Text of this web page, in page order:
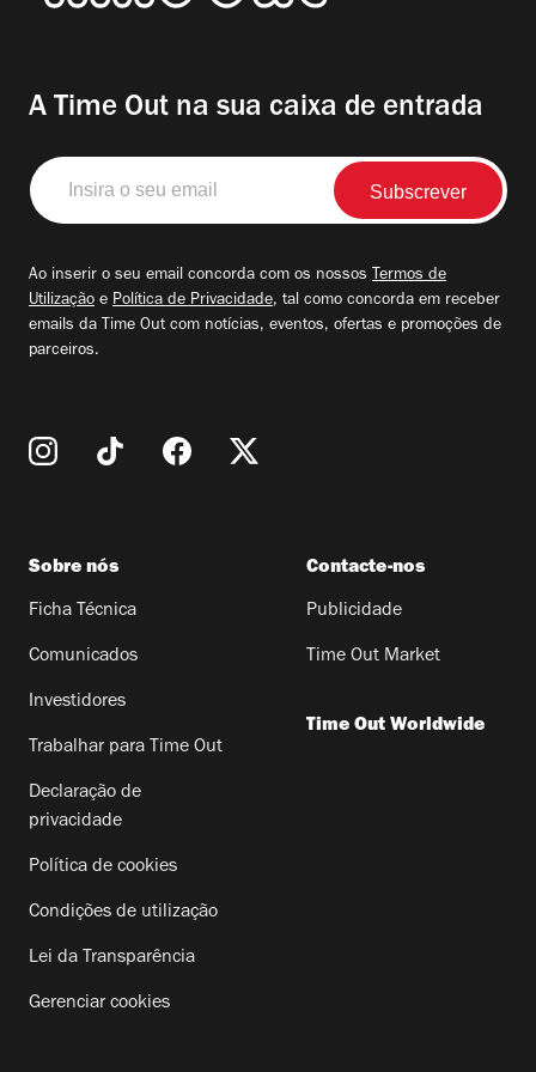
A Time Out na sua caixa de entrada
Insira
o
seu
Ao inserir o seu email concorda com os nossos Termos de
Utilização e Política de Privacidade, tal como concorda em receber
emails da Time Out com notícias, eventos, ofertas e promoções de
parceiros.
Sobre nós
Ficha Técnica
Comunicados
Investidores
Trabalhar para Time Out
Declaração de
privacidade
Política de cookies
Condições de utilização
Lei da Transparência
Gerenciar cookies
Contacte-nos
Publicidade
Time Out Market
Time Out Worldwide